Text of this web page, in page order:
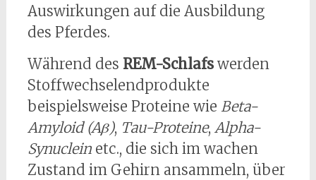
Auswirkungen auf die Ausbildung
des Pferdes.
Während des REM-Schlafswerden
Stoffwechselendprodukte
beispielsweise Proteine wie Beta-
Amyloid (Aβ), Tau-Proteine, Alpha-
Synucleinetc., die sich im wachen
Zustand im Gehirn ansammeln, über